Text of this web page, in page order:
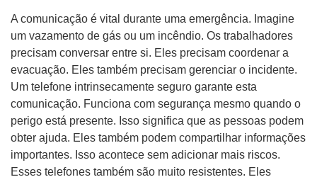
A comunicação é vital durante uma emergência. Imagine
um vazamento de gás ou um incêndio. Os trabalhadores
precisam conversar entre si. Eles precisam coordenar a
evacuação. Eles também precisam gerenciar o incidente.
Um telefone intrinsecamente seguro garante esta
comunicação. Funciona com segurança mesmo quando o
perigo está presente. Isso significa que as pessoas podem
obter ajuda. Eles também podem compartilhar informações
importantes. Isso acontece sem adicionar mais riscos.
Esses telefones também são muito resistentes. Eles